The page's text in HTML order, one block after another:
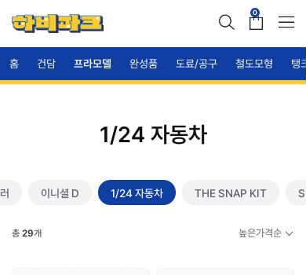
0
홈 건담 프라모델 완성품 도료/공구 철도모형 탱크
1/24 자동차
이니셜 D 1/24 자동차 THE SNAP KIT
총 29개 높은가격순